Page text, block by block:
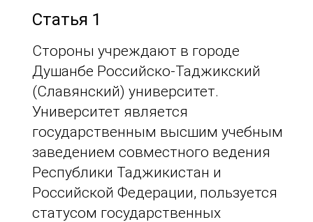
Статья 1
Стороны учреждают в городе
Душанбе Российско-Таджикский
(Славянский) университет.
Университет является
государственным высшим учебным
заведением совместного ведения
Республики Таджикистан и
Российской Федерации, пользуется
статусом государственных